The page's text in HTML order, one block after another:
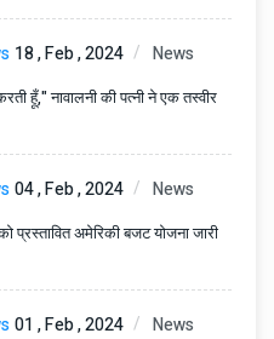
18 , Feb , 2024 News
हूँ," नावालनी की पत्नी ने एक तस्वीर
04 , Feb , 2024 News
प्रस्तावित अमेरिकी बजट योजना जारी
01 , Feb , 2024 News